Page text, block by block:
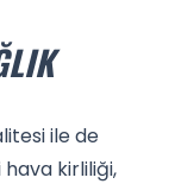
ile de
kirliliği,